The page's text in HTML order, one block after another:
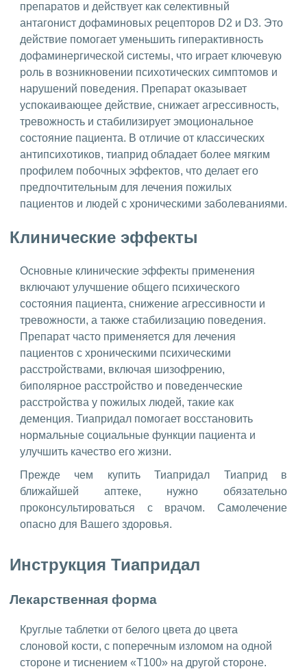
препаратов и действует как селективный
антагонист дофаминовых рецепторов D2 и D3. Это
действие помогает уменьшить гиперактивность
дофаминергической системы, что играет ключевую
роль в возникновении психотических симптомов и
нарушений поведения. Препарат оказывает
успокаивающее действие, снижает агрессивность,
тревожность и стабилизирует эмоциональное
состояние пациента. В отличие от классических
антипсихотиков, тиаприд обладает более мягким
профилем побочных эффектов, что делает его
предпочтительным для лечения пожилых
пациентов и людей с хроническими заболеваниями.
Клинические эффекты
Основные клинические эффекты применения
включают улучшение общего психического
состояния пациента, снижение агрессивности и
тревожности, а также стабилизацию поведения.
Препарат часто применяется для лечения
пациентов с хроническими психическими
расстройствами, включая шизофрению,
биполярное расстройство и поведенческие
расстройства у пожилых людей, такие как
деменция. Тиапридал помогает восстановить
нормальные социальные функции пациента и
улучшить качество его жизни.
Прежде чем купить Тиапридал Тиаприд в
ближайшей аптеке, нужно обязательно
проконсультироваться с врачом. Самолечение
опасно для Вашего здоровья.
Инструкция Тиапридал
Лекарственная форма
Круглые таблетки от белого цвета до цвета
слоновой кости, с поперечным изломом на одной
стороне и тиснением «Т100» на другой стороне.